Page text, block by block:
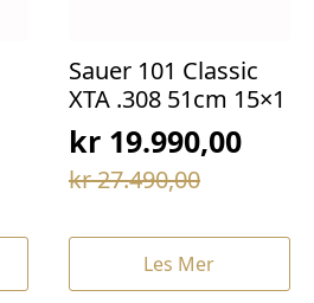
Sauer 101 Classic
XTA .308 51cm 15×1
kr27.490,00
Opprinnelig
var:
kr 27.490,00.
kr19.990,00
Nåværende
er:
kr 19.990,00.
Les Mer